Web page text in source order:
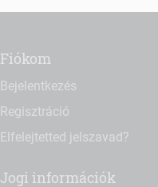
Fiókom
Bejelentkezés
Regisztráció
Elfelejtetted jelszavad?
Jogi információk